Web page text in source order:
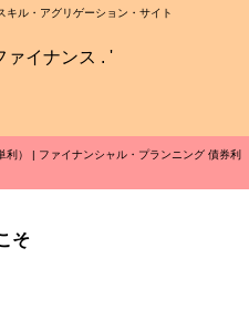
キル・アグリゲーション・サイト
利） | ファイナンシャル・プランニング 債券利
そ